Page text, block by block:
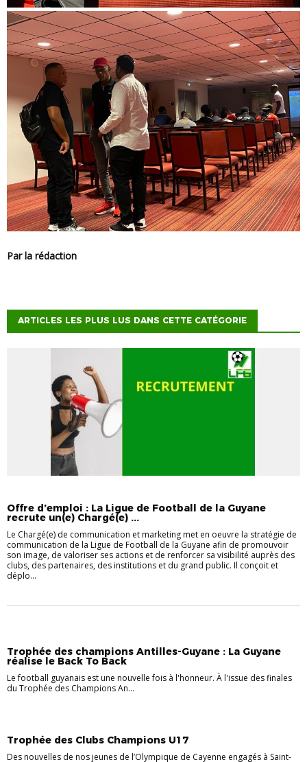
Par la rédaction
ARTICLES LES PLUS LUS DANS CETTE CATÉGORIE
Offre d’emploi : La Ligue de Football de la Guyane
recrute un(e) Chargé(e) ...
Le Chargé(e) de communication et marketing met en oeuvre la stratégie de
communication de la Ligue de Football de la Guyane afin de promouvoir
son image, de valoriser ses actions et de renforcer sa visibilité auprès des
clubs, des partenaires, des institutions et du grand public. Il conçoit et
déplo...
Trophée des champions Antilles-Guyane : La Guyane
réalise le Back To Back
Le football guyanais est une nouvelle fois à l'honneur. À l'issue des finales
du Trophée des Champions An...
Trophée des Clubs Champions U17
Des nouvelles de nos jeunes de l’Olympique de Cayenne engagés à Saint-